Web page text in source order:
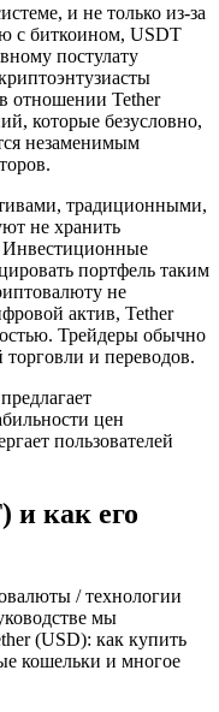
и не только из-за
с биткоином, USDT
постулату
отношении Tether
которые безусловно,
незаменимым
традиционными,
не хранить
Инвестиционные
портфель таким
не
актив, Tether
Трейдеры обычно
и переводов.
цен
пользователей
и как его
/ технологии
мы
(USD): как купить
кошельки и многое